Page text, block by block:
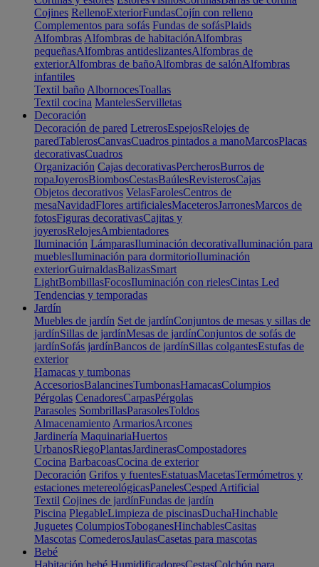
Cojines RellenoExteriorFundasCojín con relleno
Complementos para sofás Fundas de sofásPlaids
Alfombras Alfombras de habitaciónAlfombras
pequeñasAlfombras antideslizantesAlfombras de
exteriorAlfombras de bañoAlfombras de salónAlfombras
infantiles
Textil baño AlbornocesToallas
Textil cocina MantelesServilletas
Decoración
Decoración de pared LetrerosEspejosRelojes de
paredTablerosCanvasCuadros pintados a manoMarcosPlacas
decorativasCuadros
Organización Cajas decorativasPercherosBurros de
ropaJoyerosBiombosCestasBaúlesRevisterosCajas
Objetos decorativos VelasFarolesCentros de
mesaNavidadFlores artificialesMaceterosJarronesMarcos de
fotosFiguras decorativasCajitas y
joyerosRelojesAmbientadores
Iluminación LámparasIluminación decorativaIluminación para
mueblesIluminación para dormitorioIluminación
exteriorGuirnaldasBalizasSmart
LightBombillasFocosIluminación con rielesCintas Led
Tendencias y temporadas
Jardín
Muebles de jardín Set de jardínConjuntos de mesas y sillas de
jardínSillas de jardínMesas de jardínConjuntos de sofás de
jardínSofás jardínBancos de jardínSillas colgantesEstufas de
exterior
Hamacas y tumbonas
AccesoriosBalancinesTumbonasHamacasColumpios
Pérgolas CenadoresCarpasPérgolas
Parasoles SombrillasParasolesToldos
Almacenamiento ArmariosArcones
Jardinería MaquinariaHuertos
UrbanosRiegoPlantasJardinerasCompostadores
Cocina BarbacoasCocina de exterior
Decoración Grifos y fuentesEstatuasMacetasTermómetros y
estaciones metereológicasPanelesCesped Artificial
Textil Cojines de jardínFundas de jardín
Piscina PlegableLimpieza de piscinasDuchaHinchable
Juguetes ColumpiosToboganesHinchablesCasitas
Mascotas ComederosJaulasCasetas para mascotas
Bebé
Habitación bebé HumidificadoresCestasColchón para